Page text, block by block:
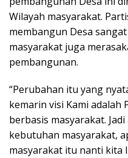
Wilayah masyarakat.
membangun Desa
masyarakat juga
pembangunan.
“Perubahan itu yang
kemarin visi Kami
berbasis masyarakat.
kebutuhan masyarakat,
masyarakat itu nanti kita